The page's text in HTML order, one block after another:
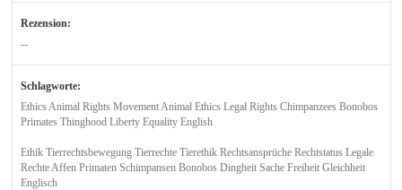
Rezension:
--
Schlagworte:
Ethics Animal Rights Movement Animal Ethics Legal Rights Chimpanzees Bonobos
Primates Thinghood Liberty Equality English
Ethik Tierrechtsbewegung Tierrechte Tierethik Rechtsansprüche Rechtstatus Legale
Rechte Affen Primaten Schimpansen Bonobos Dingheit Sache Freiheit Gleichheit
Englisch